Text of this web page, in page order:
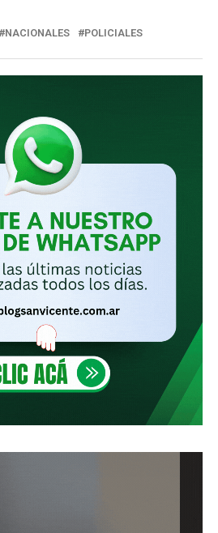
NACIONALES POLICIALES